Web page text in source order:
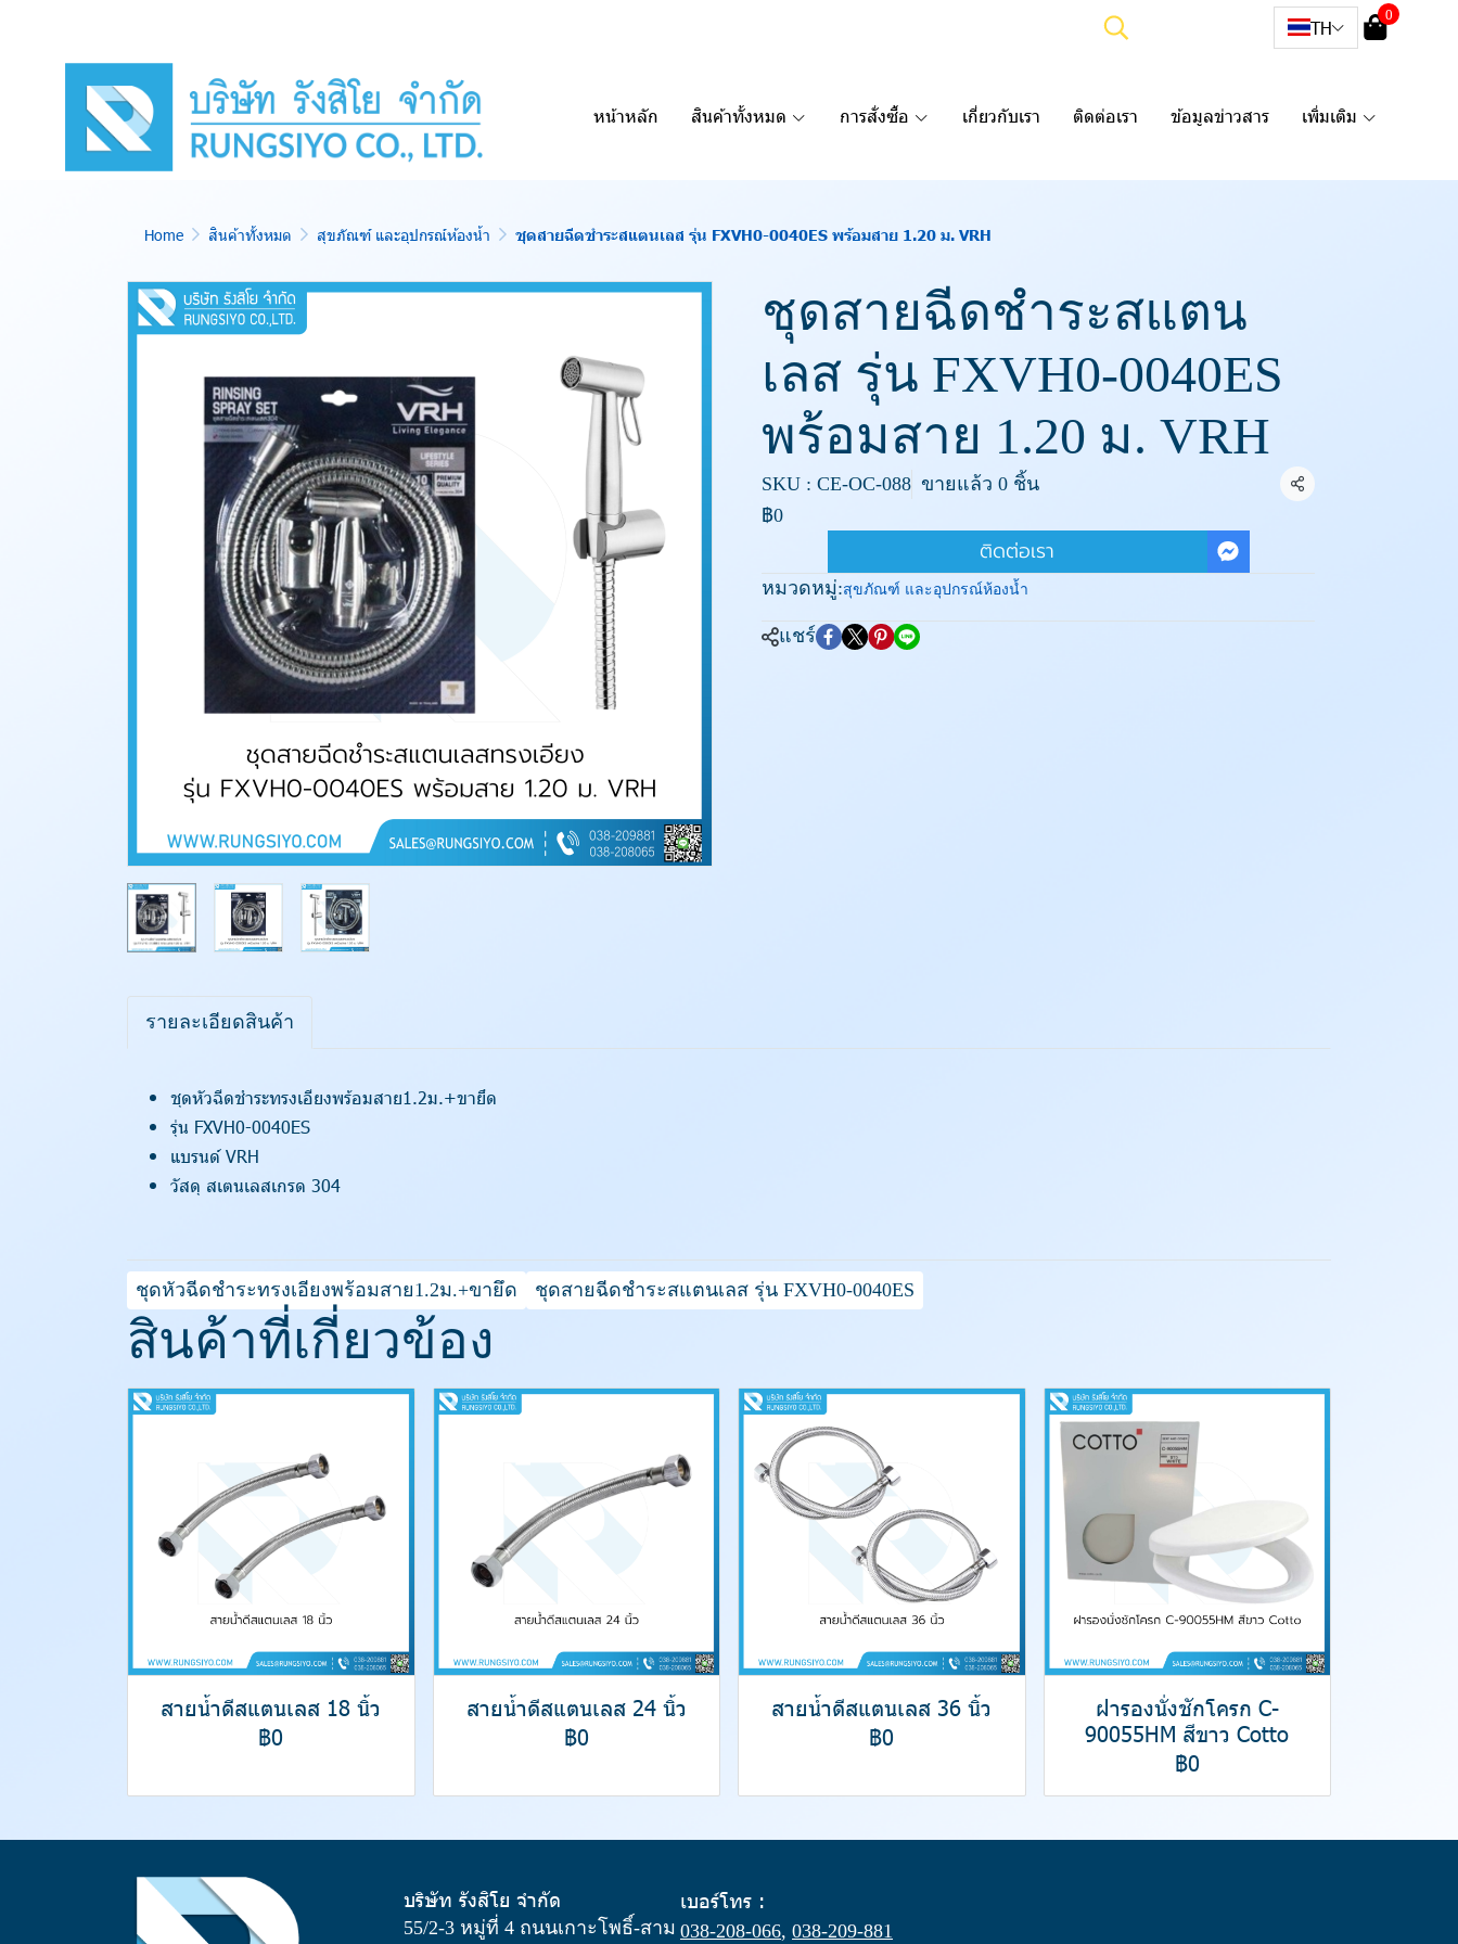
TH
0
หน้าหลัก สินค้าทั้งหมด การสั่งซื้อ เกี่ยวกับเรา ติดต่อเรา ข้อมูลข่าวสาร เพิ่มเติม
Home สินค้าทั้งหมด สุขภัณฑ์ และอุปกรณ์ห้องน้ำ ชุดสายฉีดชำระสแตนเลส รุ่น FXVH0-0040ES พร้อมสาย 1.20 ม. VRH
ชุดสายฉีดชำระสแตน
เลส รุ่น FXVH0-0040ES
พร้อมสาย 1.20 ม. VRH
SKU : CE-OC-088 ขายแล้ว 0 ชิ้น แชร์
฿0
ติดต่อเรา
หมวดหมู่:สุขภัณฑ์ และอุปกรณ์ห้องน้ำ
แชร์
รายละเอียดสินค้า
ชุดหัวฉีดชำระทรงเอียงพร้อมสาย1.2ม.+ขายึด
รุ่น FXVH0-0040ES
แบรนด์ VRH
วัสดุ สเตนเลสเกรด 304
ชุดหัวฉีดชำระทรงเอียงพร้อมสาย1.2ม.+ขายึด ชุดสายฉีดชำระสแตนเลส รุ่น FXVH0-0040ES
สินค้าที่เกี่ยวข้อง
สายน้ำดีสแตนเลส 18 นิ้ว
฿0
สายน้ำดีสแตนเลส 24 นิ้ว
฿0
สายน้ำดีสแตนเลส 36 นิ้ว
฿0
ฝารองนั่งชักโครก C-
90055HM สีขาว Cotto
฿0
บริษัท รังสิโย จำกัด
55/2-3 หมู่ที่ 4 ถนนเกาะโพธิ์-สาม
เบอร์โทร :
038-208-066, 038-209-881